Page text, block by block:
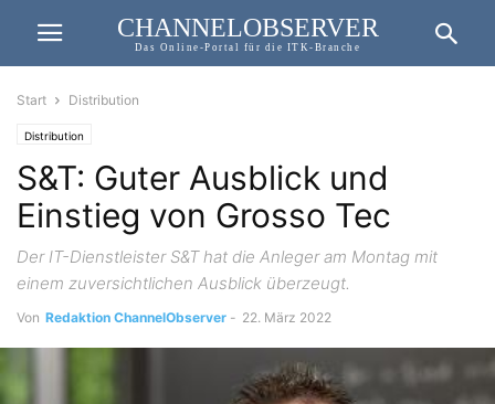
CHANNELOBSERVER
Das Online-Portal für die ITK-Branche
Start Distribution
Distribution
S&T: Guter Ausblick und
Einstieg von Grosso Tec
Der IT-Dienstleister S&T hat die Anleger am Montag mit
einem zuversichtlichen Ausblick überzeugt.
Von Redaktion ChannelObserver - 22. März 2022